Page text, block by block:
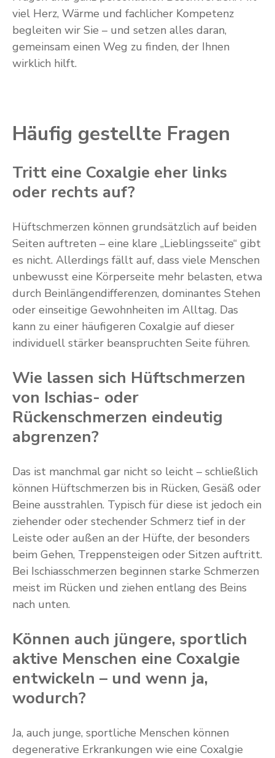
viel Herz, Wärme und fachlicher Kompetenz
begleiten wir Sie – und setzen alles daran,
gemeinsam einen Weg zu finden, der Ihnen
wirklich hilft.
Häufig gestellte Fragen
Tritt eine Coxalgie eher links
oder rechts auf?
Hüftschmerzen können grundsätzlich auf beiden
Seiten auftreten – eine klare „Lieblingsseite“ gibt
es nicht. Allerdings fällt auf, dass viele Menschen
unbewusst eine Körperseite mehr belasten, etwa
durch Beinlängendifferenzen, dominantes Stehen
oder einseitige Gewohnheiten im Alltag. Das
kann zu einer häufigeren Coxalgie auf dieser
individuell stärker beanspruchten Seite führen.
Wie lassen sich Hüftschmerzen
von Ischias- oder
Rückenschmerzen eindeutig
abgrenzen?
Das ist manchmal gar nicht so leicht – schließlich
können Hüftschmerzen bis in Rücken, Gesäß oder
Beine ausstrahlen. Typisch für diese ist jedoch ein
ziehender oder stechender Schmerz tief in der
Leiste oder außen an der Hüfte, der besonders
beim Gehen, Treppensteigen oder Sitzen auftritt.
Bei Ischiasschmerzen beginnen starke Schmerzen
meist im Rücken und ziehen entlang des Beins
nach unten.
Können auch jüngere, sportlich
aktive Menschen eine Coxalgie
entwickeln – und wenn ja,
wodurch?
Ja, auch junge, sportliche Menschen können
degenerative Erkrankungen wie eine Coxalgie